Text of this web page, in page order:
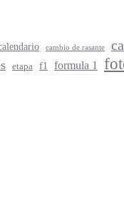
cambio de rasante
etapa f1 formula 1